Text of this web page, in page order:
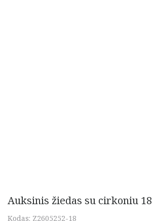
Auksinis žiedas su cirkoniu
Kodas: Z2605252-18